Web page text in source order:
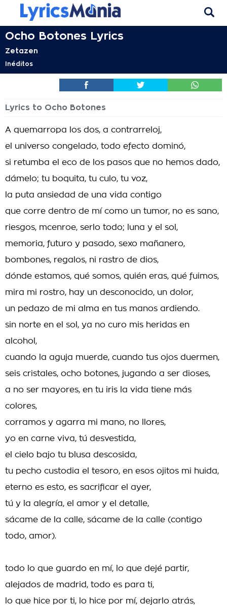
Ocho Botones Lyrics
Zetazen
Inéditos
Lyrics to Ocho Botones
A quemarropa los dos, a contrarreloj,
el universo congelado, todo efecto dominó,
si retumba el eco de los pasos que no hemos dado,
dámelo; tu boquita, tu culo, tu voz,
la puta ansiedad de una vida contigo
que corre dentro de mí como un tumor, no es sano,
riesgos, mcenroe, serlo todo; luna y el sol,
memoria, futuro y pasado, sexo mañanero,
bombones, regalos, ni rastro de dios,
dónde estamos, qué somos, quién eras, qué fuimos,
mira mi rostro, hay un desconocido, un dolor,
un pedazo de mi alma en tus manos ardiendo.
sin norte en el sol, ya no curo mis heridas en
alcohol,
cuando la aguja muerde, cuando tus ojos duermen,
seis cristales, ocho botones, jugando a ser dioses,
a no ser mayores, en tu iris la vida tiene más
colores,
corramos y agarra mi mano, no llores,
yo en carne viva, tú desvestida,
el cielo bajo tu blusa descosida,
tu pecho custodia el tesoro, en esos ojitos mi huida,
eterno es esto, es sacrificar el ayer,
tú y la alegría, el amor y el detalle,
sácame de la calle, sácame de la calle (contigo
todo, amor).
todo lo que guardo en mí, lo que dejé partir,
alejados de madrid, todo es para ti,
lo que hice por ti, lo hice por mí, dejarlo atrás,